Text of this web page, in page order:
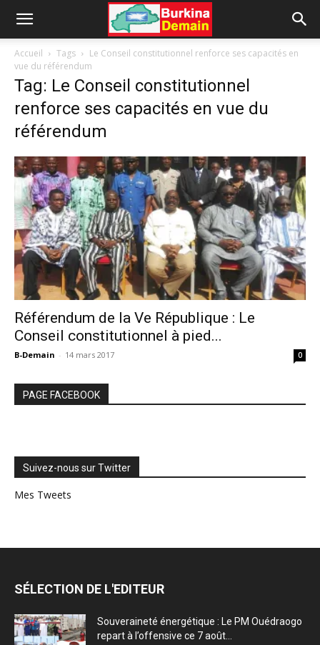
Accueil Tags
Le Conseil constitutionnel renforce ses capacités en
vue du référendum
Tag: Le Conseil constitutionnel
renforce ses capacités en vue du
référendum
Référendum de la Ve République : Le
Conseil constitutionnel à pied...
B-Demain - 14 mars 2017 0
PAGE FACEBOOK
Suivez-nous sur Twitter
Mes Tweets
SÉLECTION DE L'EDITEUR
Souveraineté énergétique : Le PM Ouédraogo
repart à l’offensive ce 7 août...